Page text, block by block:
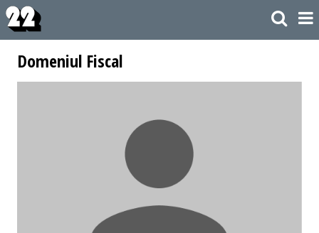
Domeniul Fiscal